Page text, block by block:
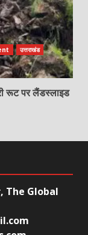
उत्तराखंड
रूट पर लैंडस्लाइड
The Global